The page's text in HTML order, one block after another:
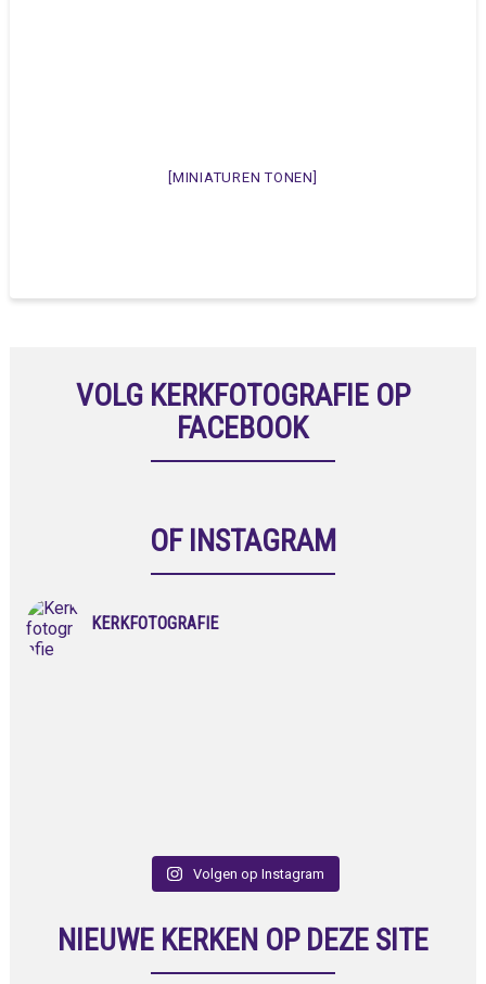
[MINIATUREN TONEN]
VOLG KERKFOTOGRAFIE OP
FACEBOOK
OF INSTAGRAM
KERKFOTOGRAFIE
Volgen op Instagram
NIEUWE KERKEN OP DEZE SITE